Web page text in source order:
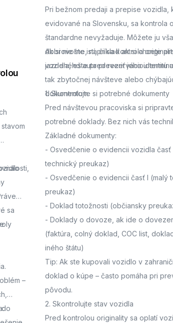
sa
–
do
Pri bežnom predaji a prepise vozidla,
evidované na Slovensku, sa kontrola
štandardne nevyžaduje. Môžete ju
dobrovoľne, napríklad ak si chcete
jazdeného auta preveriť jeho identitu
Ak si nie ste istí, či sa kontrola
vozidla,ešte pred rezerváciou
tak zbytočnej návšteve alebo
dokumentom.
1. Skontrolujte si potrebné dokumenty
Pred návštevou pracoviskasi
potrebné doklady. Bez nich vás
Základné dokumenty:
-Osvedčenie o evidencii vozidla časť
technický preukaz)
-Osvedčenie o evidencii časť I (malý
preukaz)
-Doklad totožnosti (občiansky
-Doklady o dovoze, ak ide o
(faktúra, colný doklad, COC list,
iného štátu)
Tip: Ak ste kupovali vozidlo v
doklad o kúpe – často pomáha pri
pôvodu.
2. Skontrolujte stav vozidla
Pred kontrolou originality sa oplatí